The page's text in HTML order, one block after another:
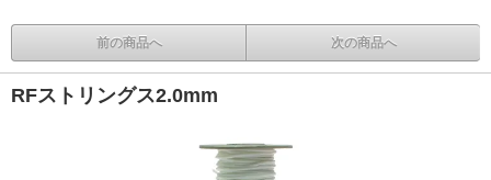
前の商品へ 次の商品へ
RFストリングス2.0mm